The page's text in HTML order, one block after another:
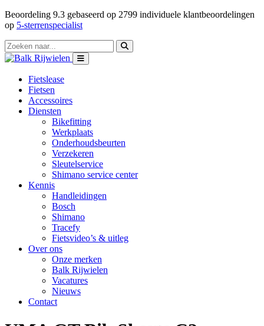
Beoordeling 9.3 gebaseerd op 2799 individuele klantbeoordelingen
op 5-sterrenspecialist
Fietslease
Fietsen
Accessoires
Diensten
Bikefitting
Werkplaats
Onderhoudsbeurten
Verzekeren
Sleutelservice
Shimano service center
Kennis
Handleidingen
Bosch
Shimano
Tracefy
Fietsvideo’s & uitleg
Over ons
Onze merken
Balk Rijwielen
Vacatures
Nieuws
Contact